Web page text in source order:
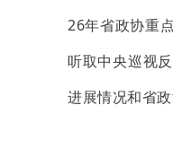
26年省政协重
听取中央巡视
进展情况和省